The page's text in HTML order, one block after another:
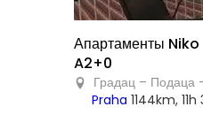
Апартаменты Niko
A2+0
Градац –
Praha 1144km,